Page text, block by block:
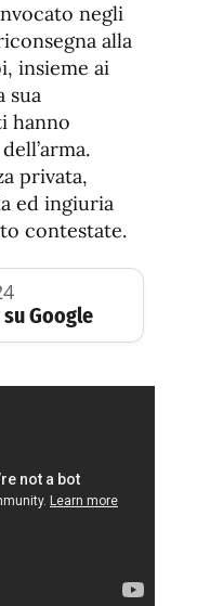
negli
alla
insieme ai
sua
hanno
privata,
ed ingiuria
contestate.
Google